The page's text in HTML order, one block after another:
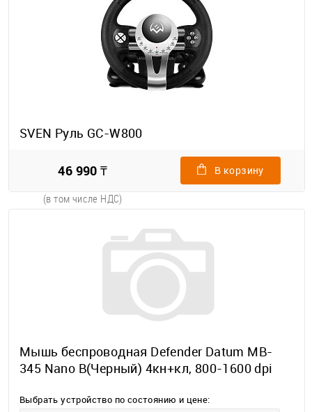
SVEN Руль GC-W800
46 990 ₸
(в том числе НДС)
В корзину
Мышь беспроводная Defender Datum MB-
345 Nano B(Черный) 4кн+кл, 800-1600 dpi
Выбрать устройство по состоянию и цене: